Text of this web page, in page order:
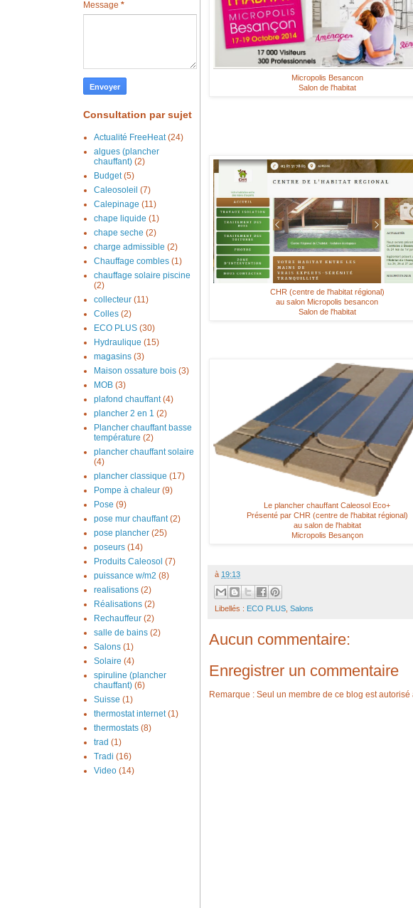
Micropolis Besancon
Salon de l'habitat
CHR (centre de l'habitat régional)
au salon Micropolis besancon
Salon de l'habitat
Le plancher chauffant Caleosol Eco+
Présenté par CHR (centre de l'habitat régional)
au salon de l'habitat
Micropolis Besançon
à 19:13
Libellés : ECO PLUS Salons
Aucun commentaire:
Enregistrer un commentaire
Remarque : Seul un membre de ce blog est
Message *
Consultation par sujet
Actualité FreeHeat (24)
algues (plancher
chauffant) (2)
Budget (5)
Caleosoleil (7)
Calepinage (11)
chape liquide (1)
chape seche (2)
charge admissible (2)
Chauffage combles (1)
chauffage solaire piscine
(2)
collecteur (11)
Colles (2)
ECO PLUS (30)
Hydraulique (15)
magasins (3)
Maison ossature bois (3)
MOB (3)
plafond chauffant (4)
plancher 2 en 1 (2)
Plancher chauffant basse
température (2)
plancher chauffant solaire
(4)
plancher classique (17)
Pompe à chaleur (9)
Pose (9)
pose mur chauffant (2)
pose plancher (25)
poseurs (14)
Produits Caleosol (7)
puissance w/m2 (8)
realisations (2)
Réalisations (2)
Rechauffeur (2)
salle de bains (2)
Salons (1)
Solaire (4)
spiruline (plancher
chauffant) (6)
Suisse (1)
thermostat internet (1)
thermostats (8)
trad (1)
Tradi (16)
Video (14)